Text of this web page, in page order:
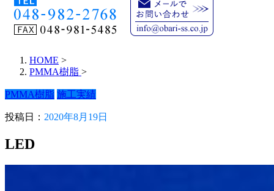
HOME >
PMMA樹脂 >
PMMA樹脂 施工実績
投稿日： 2020年8月19日
LED